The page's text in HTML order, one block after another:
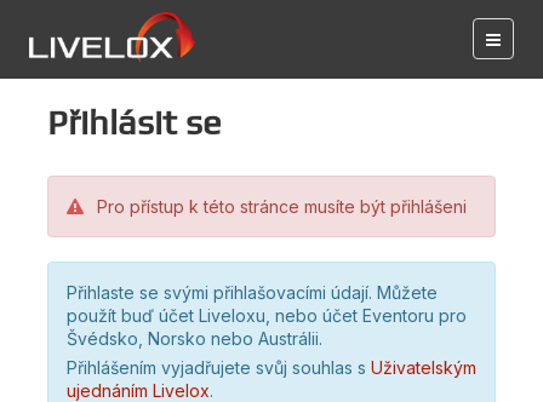
Přihlásit se
Pro přístup k této stránce musíte být přihlášeni
Přihlaste se svými přihlašovacími údají. Můžete
použít buď účet Liveloxu, nebo účet Eventoru pro
Švédsko, Norsko nebo Austrálii.
Přihlášením vyjadřujete svůj souhlas s Uživatelským
ujednáním Livelox.